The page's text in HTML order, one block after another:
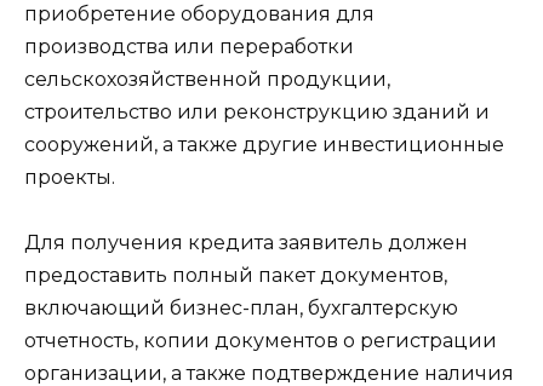
приобретение оборудования для
производства или переработки
сельскохозяйственной продукции,
строительство или реконструкцию зданий и
сооружений, а также другие инвестиционные
проекты.
Для получения кредита заявитель должен
предоставить полный пакет документов,
включающий бизнес-план, бухгалтерскую
отчетность, копии документов о регистрации
организации, а также подтверждение наличия